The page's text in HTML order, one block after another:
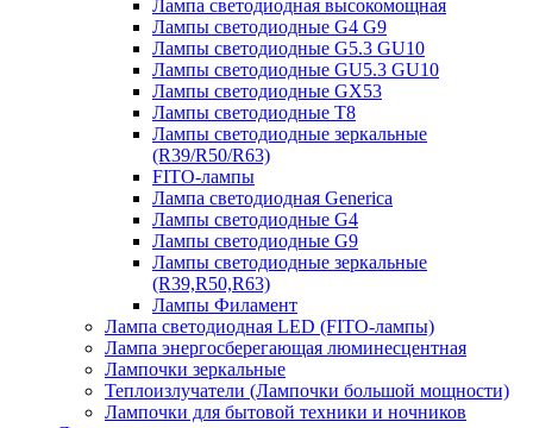
Лампа светодиодная высокомощная
Лампы светодиодные G4 G9
Лампы светодиодные G5.3 GU10
Лампы светодиодные GU5.3 GU10
Лампы светодиодные GX53
Лампы светодиодные T8
Лампы светодиодные зеркальные
(R39/R50/R63)
FITO-лампы
Лампа светодиодная Generica
Лампы светодиодные G4
Лампы светодиодные G9
Лампы светодиодные зеркальные
(R39,R50,R63)
Лампы Филамент
Лампа светодиодная LED (FITO-лампы)
Лампа энергосберегающая люминесцентная
Лампочки зеркальные
Теплоизлучатели (Лампочки большой мощности)
Лампочки для бытовой техники и ночников